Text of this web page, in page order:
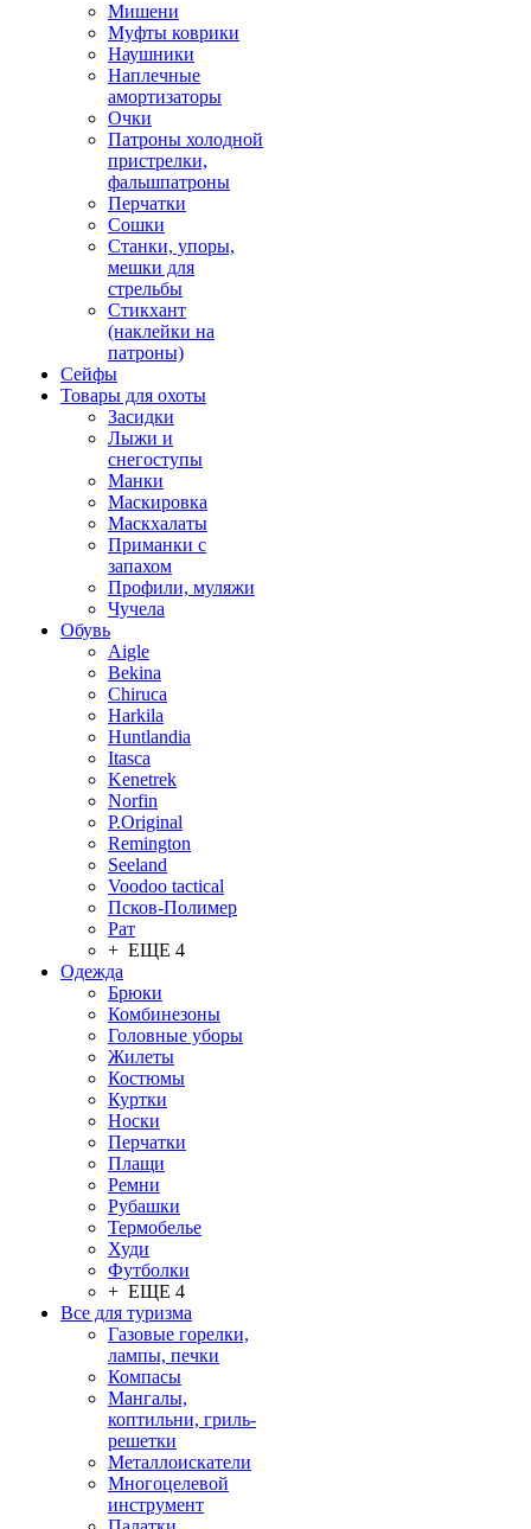
Мишени
Муфты коврики
Наушники
Наплечные
амортизаторы
Очки
Патроны холодной
пристрелки,
фальшпатроны
Перчатки
Сошки
Станки, упоры,
мешки для
стрельбы
Стикхант
(наклейки на
патроны)
Сейфы
Товары для охоты
Засидки
Лыжи и
снегоступы
Манки
Маскировка
Маскхалаты
Приманки с
запахом
Профили, муляжи
Чучела
Обувь
Aigle
Bekina
Chiruсa
Harkila
Huntlandia
Itasca
Kenetrek
Norfin
P.Original
Remington
Seeland
Voodoo tactical
Псков-Полимер
Рат
+ ЕЩЕ 4
Одежда
Брюки
Комбинезоны
Головные уборы
Жилеты
Костюмы
Куртки
Носки
Перчатки
Плащи
Ремни
Рубашки
Термобелье
Худи
Футболки
+ ЕЩЕ 4
Все для туризма
Газовые горелки,
лампы, печки
Компасы
Мангалы,
коптильни, гриль-
решетки
Металлоискатели
Многоцелевой
инструмент